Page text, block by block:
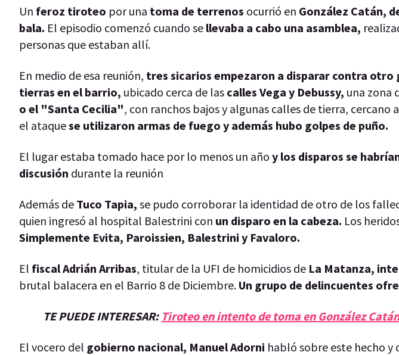
Un feroz tiroteo por una toma de terrenos ocurrió en González Catán,
bala. El episodio comenzó cuando se llevaba a cabo una asamblea,
personas que estaban allí.
En medio de esa reunión, tres sicarios empezaron a disparar contra otro
tierras en el barrio, ubicado cerca de las calles Vega y Debussy, una zona
o el "Santa Cecilia", con ranchos bajos y algunas calles de tierra, cercano
el ataquese utilizaron armas de fuego y además hubo golpes de puño.
El lugar estaba tomado hace por lo menos un año y los disparos se
discusión durante la reunión
Además de Tuco Tapia, se pudo corroborar la identidad de otro de los
quien ingresó al hospital Balestrini con un disparo en la cabeza. Los
Simplemente Evita, Paroissien, Balestrini y Favaloro.
El fiscal Adrián Arribas, titular de la UFI de homicidios de La Matanza,
brutal balacera en el Barrio 8 de Diciembre. Un grupo de delincuentes
TE PUEDE INTERESAR: Tiroteo en intento de toma en González
El vocero del gobierno nacional, Manuel Adorni habló sobre este hecho y